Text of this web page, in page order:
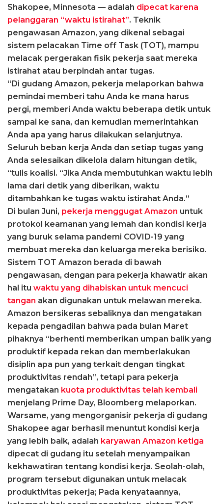
Shakopee, Minnesota — adalah dipecat karena
pelanggaran “waktu istirahat”. Teknik
pengawasan Amazon, yang dikenal sebagai
sistem pelacakan Time off Task (TOT), mampu
melacak pergerakan fisik pekerja saat mereka
istirahat atau berpindah antar tugas.
“Di gudang Amazon, pekerja melaporkan bahwa
pemindai memberi tahu Anda ke mana harus
pergi, memberi Anda waktu beberapa detik untuk
sampai ke sana, dan kemudian memerintahkan
Anda apa yang harus dilakukan selanjutnya.
Seluruh beban kerja Anda dan setiap tugas yang
Anda selesaikan dikelola dalam hitungan detik,
“tulis koalisi. “Jika Anda membutuhkan waktu lebih
lama dari detik yang diberikan, waktu
ditambahkan ke tugas waktu istirahat Anda.”
Di bulan Juni, pekerja menggugat Amazon untuk
protokol keamanan yang lemah dan kondisi kerja
yang buruk selama pandemi COVID-19 yang
membuat mereka dan keluarga mereka berisiko.
Sistem TOT Amazon berada di bawah
pengawasan, dengan para pekerja khawatir akan
hal itu waktu yang dihabiskan untuk mencuci
tangan akan digunakan untuk melawan mereka.
Amazon bersikeras sebaliknya dan mengatakan
kepada pengadilan bahwa pada bulan Maret
pihaknya “berhenti memberikan umpan balik yang
produktif kepada rekan dan memberlakukan
disiplin apa pun yang terkait dengan tingkat
produktivitas rendah”, tetapi para pekerja
mengatakan kuota produktivitas telah kembali
menjelang Prime Day, Bloomberg melaporkan.
Warsame, yang mengorganisir pekerja di gudang
Shakopee agar berhasil menuntut kondisi kerja
yang lebih baik, adalah karyawan Amazon ketiga
dipecat di gudang itu setelah menyampaikan
kekhawatiran tentang kondisi kerja. Seolah-olah,
program tersebut digunakan untuk melacak
produktivitas pekerja; Pada kenyataannya,